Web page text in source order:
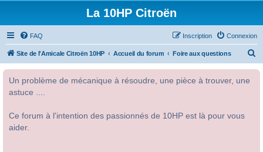
La 10HP Citroën
FAQ Connexion
Inscription
Site de l'Amicale Citroën 10HP Accueil du forum Foire aux questions
Un problème de mécanique à résoudre, une pièce à trouver, une
astuce ....
Ce forum à l'intention des passionnés de 10HP est là pour vous
aider.